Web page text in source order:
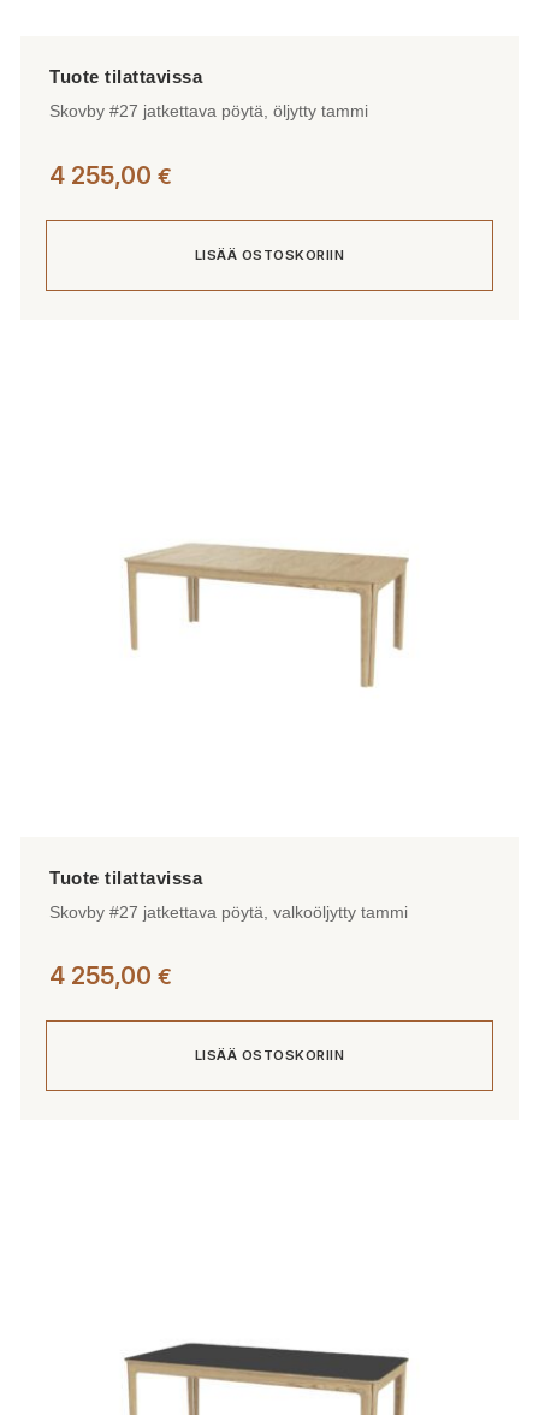
Skovby #27 jatkettava pöytä, öljytty tammi
4 255,00 €
LISÄÄ OSTOSKORIIN
Skovby #27 jatkettava pöytä, valkoöljytty tammi
4 255,00 €
LISÄÄ OSTOSKORIIN